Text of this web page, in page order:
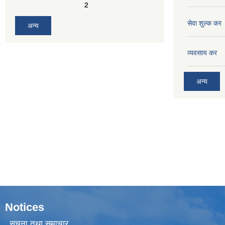
2
अन्य सेवा शुल्क कर
व्यवसाय कर
अन्य
Notices